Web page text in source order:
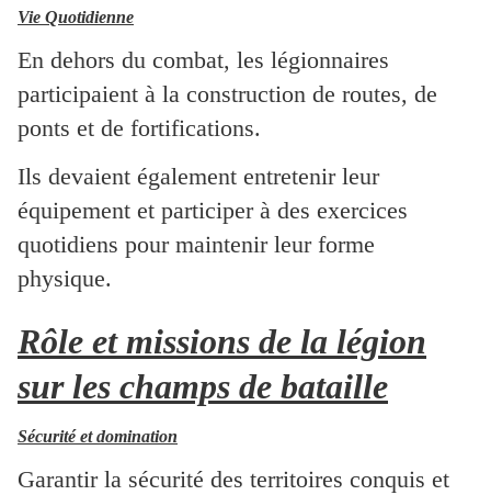
Vie Quotidienne
En dehors du combat, les légionnaires
participaient à la construction de routes, de
ponts et de fortifications.
Ils devaient également entretenir leur
équipement et participer à des exercices
quotidiens pour maintenir leur forme
physique.
Rôle et missions de la légion
sur les champs de bataille
Sécurité et domination
Garantir la sécurité des territoires conquis et